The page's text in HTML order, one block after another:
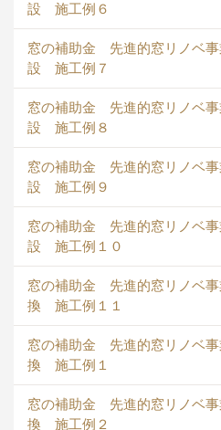
設 施工例６
窓の補助金 先進的窓リノベ
設 施工例７
窓の補助金 先進的窓リノベ
設 施工例８
窓の補助金 先進的窓リノベ
設 施工例９
窓の補助金 先進的窓リノベ
設 施工例１０
窓の補助金 先進的窓リノベ
換 施工例１１
窓の補助金 先進的窓リノベ
換 施工例１
窓の補助金 先進的窓リノベ
換 施工例２